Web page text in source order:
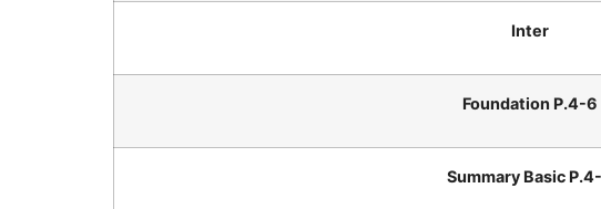
Inter
Foundation P.4-6
Summary Basic